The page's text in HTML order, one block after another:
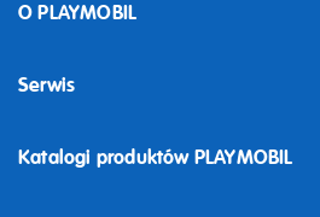
O PLAYMOBIL
Serwis
Katalogi produktów PLAYMOBIL